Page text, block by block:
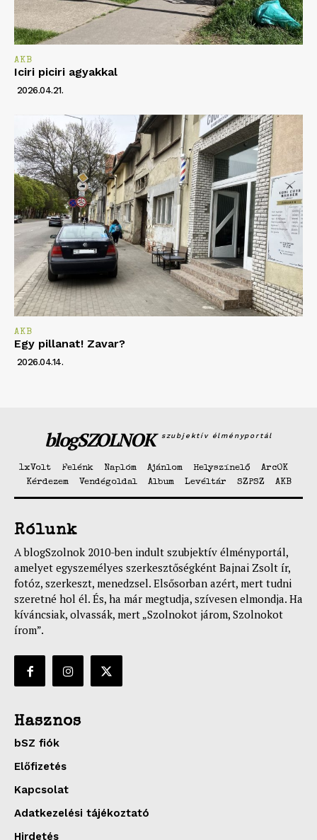
AKB
Iciri piciri agyakkal
2026.04.21.
AKB
Egy pillanat! Zavar?
2026.04.14.
blogSZOLNOK szubjektív élményportál
1xVolt Felénk Naplóm Ajánlom Helyszínelő
ArcOK
Kérdezem
Vendégoldal Album Levéltár SZPSZ AKB
Rólunk
A blogSzolnok 2010-ben indult szubjektív élményportál,
amelyet egyszemélyes szerkesztőségként Bajnai Zsolt ír,
fotóz, szerkeszt, menedzsel. Elsősorban azért, mert tudni
szeretné hol él. És, ha már megtudja, szívesen elmondja. Ha
kíváncsiak, olvassák, mert „Szolnokot járom, Szolnokot
írom”.
Hasznos
bSZ fiók
Előfizetés
Kapcsolat
Adatkezelési tájékoztató
Hirdetés